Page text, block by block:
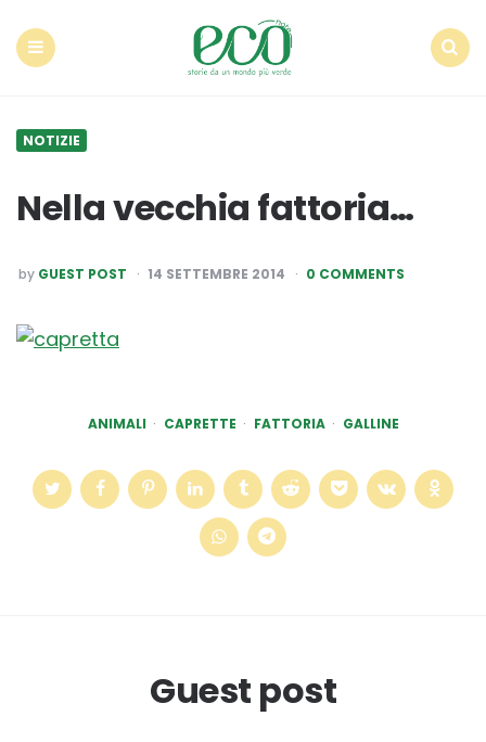
NOTIZIE
Nella vecchia fattoria…
POSTED
BY
by GUEST POST 14 SETTEMBRE 2014 0 COMMENTS
ANIMALI CAPRETTE FATTORIA GALLINE
Guest post